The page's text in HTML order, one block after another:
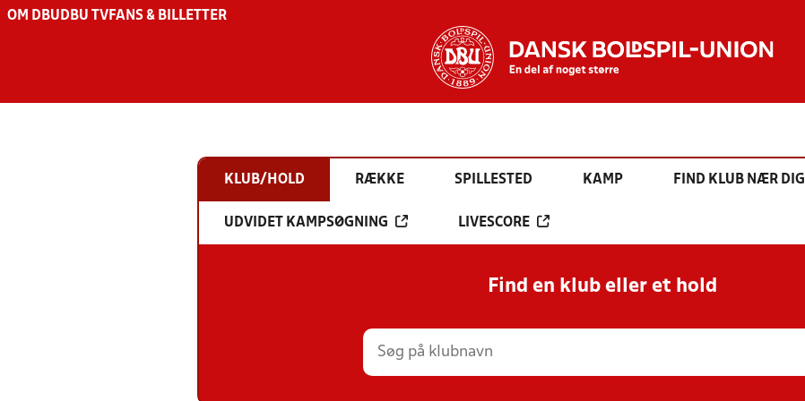
OM DBU DBU TV FANS & BILLETTER
KLUB/HOLD RÆKKE SPILLESTED KAMP FIND KLUB NÆR DIG
UDVIDET KAMPSØGNING LIVESCORE
Find en klub eller et hold